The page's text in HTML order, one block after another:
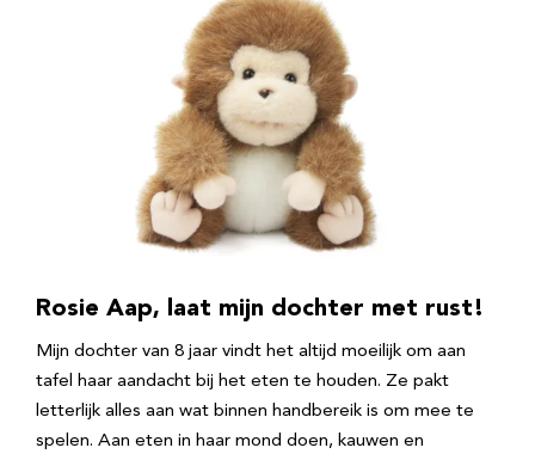
Rosie Aap, laat mijn dochter met rust!
Mijn dochter van 8 jaar vindt het altijd moeilijk om aan
tafel haar aandacht bij het eten te houden. Ze pakt
letterlijk alles aan wat binnen handbereik is om mee te
spelen. Aan eten in haar mond doen, kauwen en